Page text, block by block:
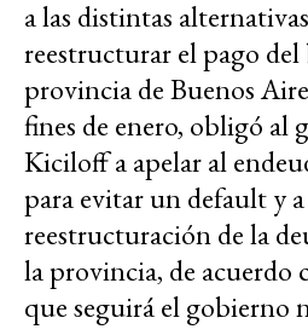
a las distintas
reestructurar el pago
provincia de Buenos
fines de enero, obligó al
Kiciloff a apelar al
para evitar un default y
reestructuración de la
la provincia, de acuerdo
que seguirá el gobierno